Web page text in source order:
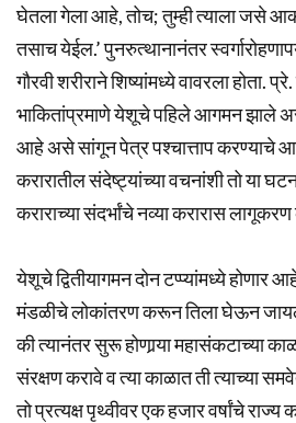
घेतला गेला आहे, तोच; तुम्ही त्याला जसे
तसाच येईल.’ पुनरुत्थानानंतर
गौरवी शरीराने शिष्यांमध्ये वावरला होता.
भाकितांप्रमाणे येशूचे पहिले आगमन झाले
आहे असे सांगून पेत्र पश्चात्ताप करण्याचे
करारातील संदेष्ट्यांच्या वचनांशी तो या
कराराच्या संदर्भांचे नव्या करारास
येशूचे द्वितीयागमन दोन टप्प्यांमध्ये होणार
मंडळीचे लोकांतरण करून तिला घेऊन
की त्यानंतर सुरू होणार्‍या महासंकटाच्या
संरक्षण करावे व त्या काळात ती त्याच्या
तो प्रत्यक्ष पृथ्वीवर एक हजार वर्षांचे राज्य